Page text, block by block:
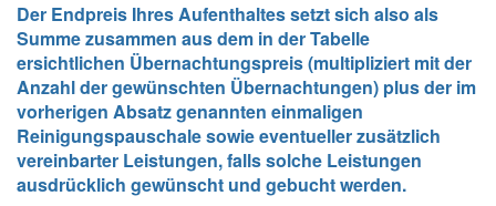
Der Endpreis Ihres Aufenthaltes setzt sich also als
Summe zusammen aus dem in der Tabelle
ersichtlichen Übernachtungspreis (multipliziert mit der
Anzahl der gewünschten Übernachtungen) plus der im
vorherigen Absatz genannten einmaligen
Reinigungspauschale sowie eventueller zusätzlich
vereinbarter Leistungen, falls solche Leistungen
ausdrücklich gewünscht und gebucht werden.